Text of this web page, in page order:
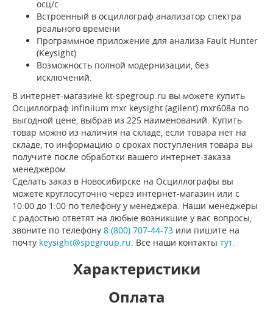
осц/с
Встроенный в осциллограф анализатор спектра
реального времени
Программное приложение для анализа Fault Hunter
(Keysight)
Возможность полной модернизации, без
исключений.
В интернет-магазине kt-spegroup.ru вы можете купить
Осциллограф infiniium mxr keysight (agilent) mxr608a по
выгодной цене, выбрав из 225 наименований. Купить
товар можно из наличия на складе, если товара нет на
складе, то информацию о сроках поступления товара вы
получите после обработки вашего интернет-заказа
менеджером.
Сделать заказ в Новосибирске на Осциллографы вы
можете круглосуточно через интернет-магазин или с
10:00 до 1:00 по телефону у менеджера. Наши менеджеры
с радостью ответят на любые возникшие у вас вопросы,
звоните по телефону 8 (800) 707-44-73 или пишите на
почту keysight@spegroup.ru . Все наши контакты тут.
Характеристики
Оплата